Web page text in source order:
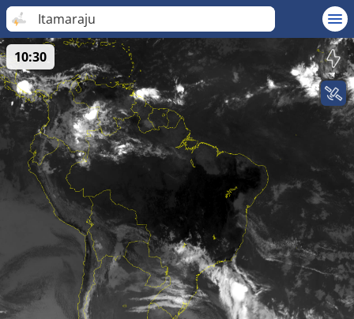
Itamaraju
10:30